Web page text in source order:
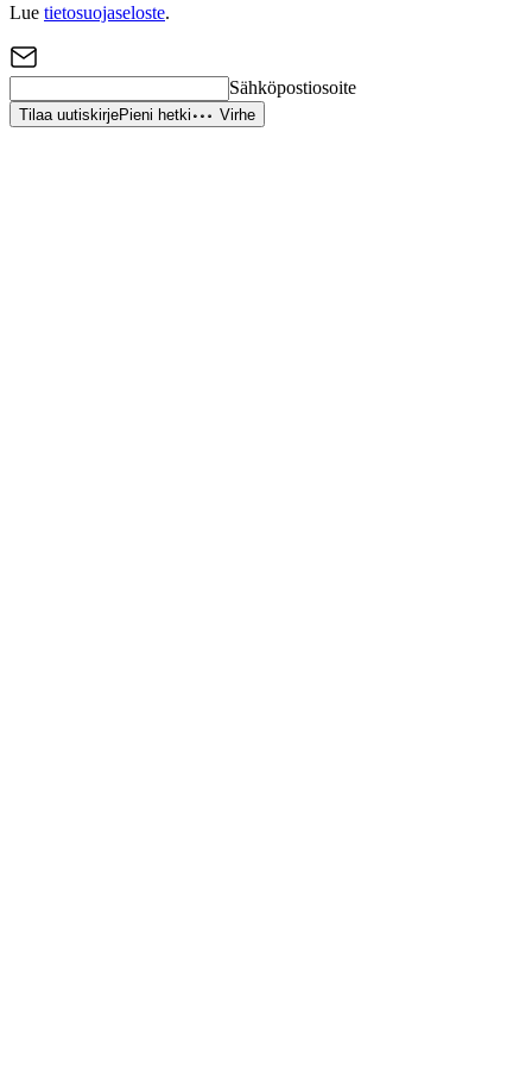
Lue tietosuojaseloste.
Sähköpostiosoite
Tilaa uutiskirjePieni hetki Virhe